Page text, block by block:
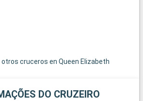
cruceros en Queen Elizabeth
DO CRUZEIRO